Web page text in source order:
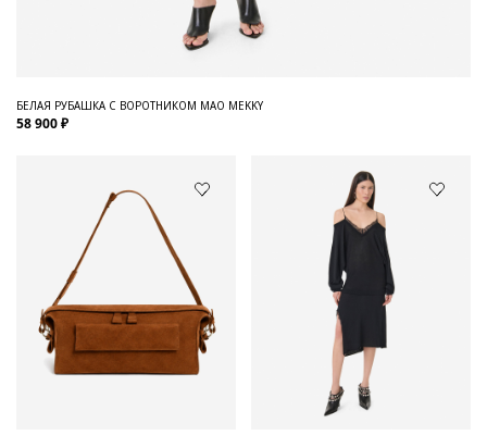
БЕЛАЯ РУБАШКА С ВОРОТНИКОМ МАО MEKKY
58 900 ₽